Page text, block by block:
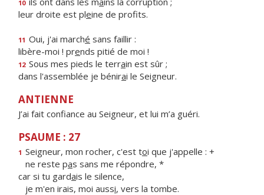
10
leur droite est pleine de profits.
11 Oui, j'ai marché sans faillir :
libère-moi ! prends pitié de moi !
12 Sous mes pieds le terrain est sûr ;
dans l'assemblée je bénirai le Seigneur.
ANTIENNE
J’ai fait confiance au Seigneur, et lui m’a guéri.
PSAUME : 27
1 Seigneur, mon rocher, c'est toi que j'appelle : +
ne reste pas sans me répondre, *
car si tu gardais le silence,
je m'en irais, moi aussi, vers la tombe.